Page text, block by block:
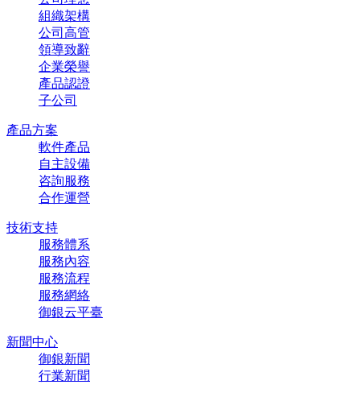
組織架構
公司高管
領導致辭
企業榮譽
產品認證
子公司
產品方案
軟件產品
自主設備
咨詢服務
合作運營
技術支持
服務體系
服務內容
服務流程
服務網絡
御銀云平臺
新聞中心
御銀新聞
行業新聞